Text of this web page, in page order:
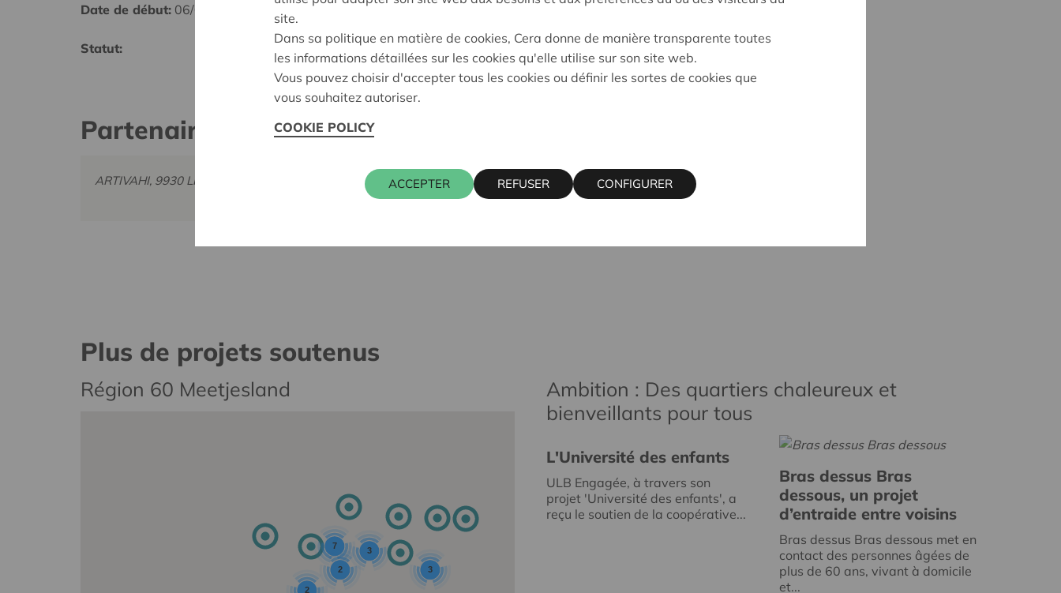
Date de début: 06/02/2025
Statut:
Date de décision:
Décision:
Partenaire
ARTIVAHI, 9930 LIEVEGEM
WIM INGELS
016 27 96 46
Plus de projets soutenus
Région 60 Meetjesland
3
7
3
2
2
Ambition : Des quartiers chaleureux et
bienveillants pour tous
L'Université des enfants
ULB Engagée, à travers son
projet 'Université des enfants', a
reçu le soutien de la coopérative...
Bras dessus Bras
dessous, un projet
d’entraide entre voisins
Bras dessus Bras dessous met en
contact des personnes âgées de
plus de 60 ans, vivant à domicile
et...
site.
Dans sa politique en matière de cookies, Cera donne de manière transparente toutes
les informations détaillées sur les cookies qu'elle utilise sur son site web.
Vous pouvez choisir d'accepter tous les cookies ou définir les sortes de cookies que
vous souhaitez autoriser.
COOKIE POLICY
ACCEPTER REFUSER CONFIGURER